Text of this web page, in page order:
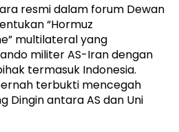
resmi dalam forum Dewan
“Hormuz
multilateral yang
militer AS-Iran dengan
termasuk Indonesia.
terbukti mencegah
Dingin antara AS dan Uni